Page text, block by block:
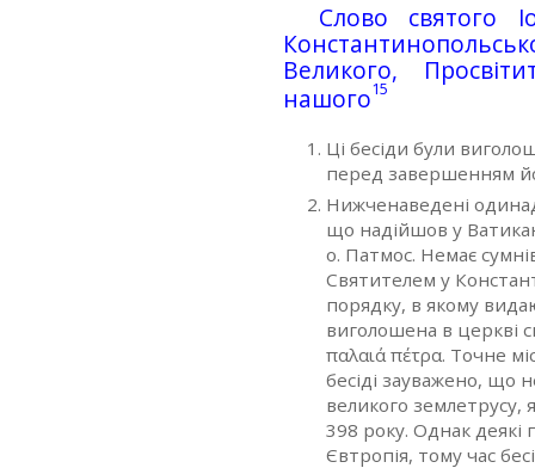
Слово святого
Великого,
нашого15
Ці бесіди були
перед завершенням
Нижченаведені
що надійшов у
о. Патмос. Немає
Святителем у
порядку, в якому
виголошена в церкві
παλαιά πέτρα. Точне
бесіді зауважено, що
великого землетрусу,
398 року. Однак деякі
Євтропія, тому час